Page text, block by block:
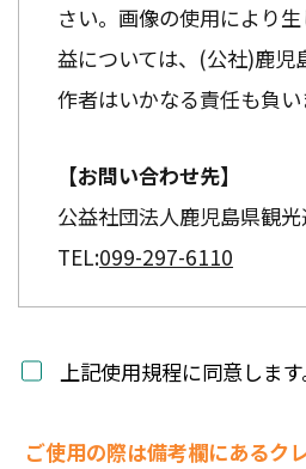
さい。画像の使用により
益については、(公社)鹿児
作者はいかなる責任も負い
【お問い合わせ先】
公益社団法人鹿児島県観
TEL:099-297-6110
上記使用規程に同意します
ご使用の際は備考欄にあるク